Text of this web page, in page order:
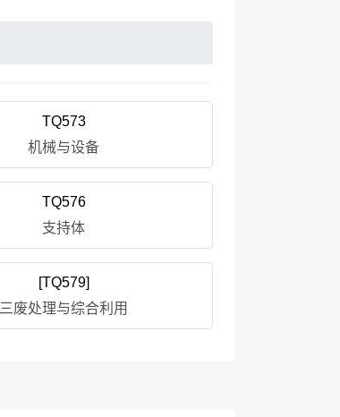
TQ573
机械与设备
TQ576
支持体
[TQ579]
三废处理与综合利用